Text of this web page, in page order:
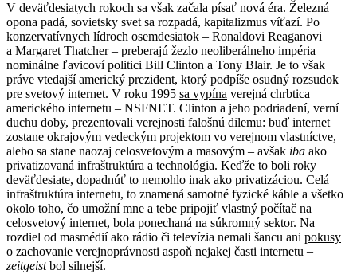
V deväťdesiatych rokoch sa však začala písať nová éra. Železná
opona padá, sovietsky svet sa rozpadá, kapitalizmus víťazí. Po
konzervatívnych lídroch osemdesiatok – Ronaldovi Reaganovi
a Margaret Thatcher – preberajú žezlo neoliberálneho impéria
nominálne ľavicoví politici Bill Clinton a Tony Blair. Je to však
práve vtedajší americký prezident, ktorý podpíše osudný rozsudok
pre svetový internet. V roku 1995 sa vypína verejná chrbtica
amerického internetu – NSFNET. Clinton a jeho podriadení, verní
duchu doby, prezentovali verejnosti falošnú dilemu: buď internet
zostane okrajovým vedeckým projektom vo verejnom vlastníctve,
alebo sa stane naozaj celosvetovým a masovým – avšak iba ako
privatizovaná infraštruktúra a technológia. Keďže to boli roky
deväťdesiate, dopadnúť to nemohlo inak ako privatizáciou. Celá
infraštruktúra internetu, to znamená samotné fyzické káble a všetko
okolo toho, čo umožní mne a tebe pripojiť vlastný počítač na
celosvetový internet, bola ponechaná na súkromný sektor. Na
rozdiel od masmédií ako rádio či televízia nemali šancu ani pokusy
o zachovanie verejnoprávnosti aspoň nejakej časti internetu –
zeitgeistbol silnejší.